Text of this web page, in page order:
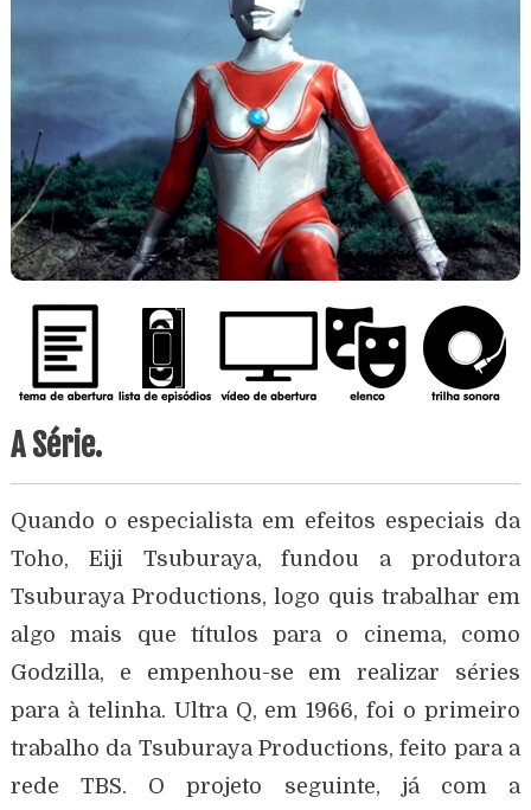
A Série.
Quando o especialista em efeitos especiais da
Toho, Eiji Tsuburaya, fundou a produtora
Tsuburaya Productions, logo quis trabalhar em
algo mais que títulos para o cinema, como
Godzilla, e empenhou-se em realizar séries
para à telinha. Ultra Q, em 1966, foi o primeiro
trabalho da Tsuburaya Productions, feito para a
rede TBS. O projeto seguinte, já com a